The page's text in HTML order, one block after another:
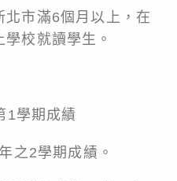
北市滿6個月以上，在
校就讀學生。
1學期成績
之2學期成績。